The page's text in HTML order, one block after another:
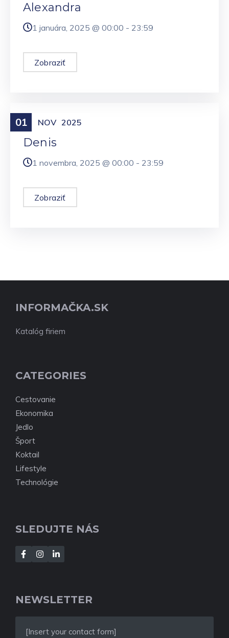
Alexandra
1 januára, 2025 @ 00:00 - 23:59
Zobraziť
01 NOV 2025
Meniny
Denis
1 novembra, 2025 @ 00:00 - 23:59
Zobraziť
INFORMAČKA.SK
Katalóg firiem
CATEGORIES
Cestovanie
Ekonomika
Jedlo
Šport
Koktail
Lifestyle
Technológie
SLEDUJTE NÁS
NEWSLETTER
[Insert your contact form]